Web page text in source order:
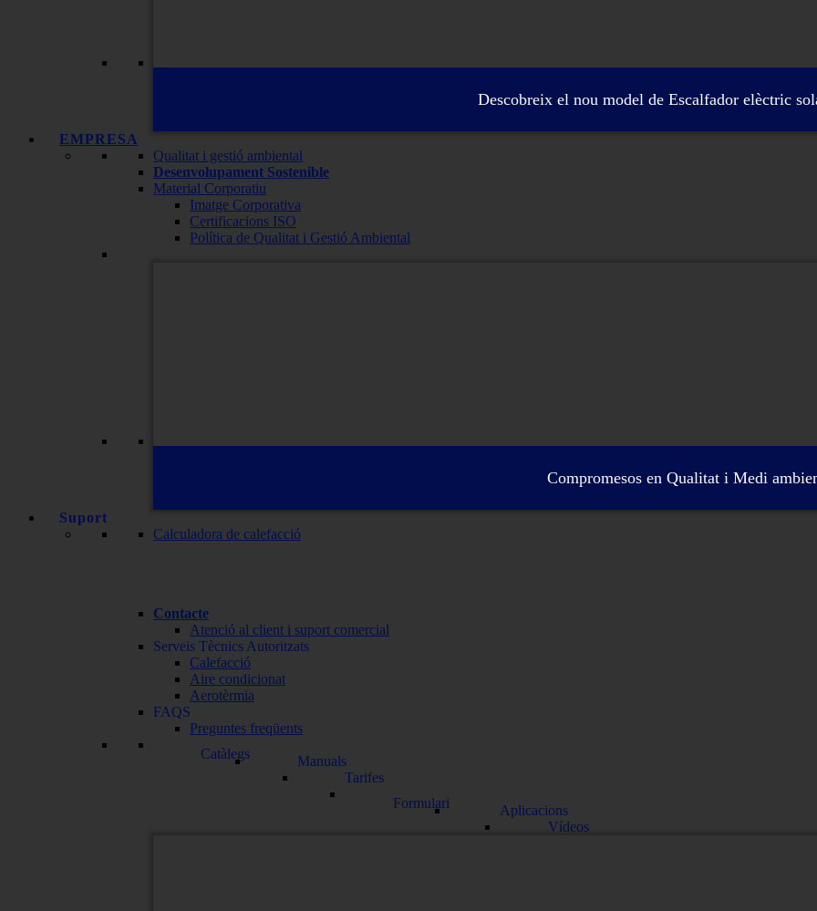
Descobreix el nou model de Escalfador elèctric
EMPRESA
Qualitat i gestió ambiental
Desenvolupament Sostenible
Material Corporatiu
Imatge Corporativa
Certificacions ISO
Política de Qualitat i Gestió Ambiental
Compromesos en Qualitat i Medi
Suport
Calculadora de calefacció
Contacte
Atenció al client i suport comercial
Serveis Tècnics Autoritzats
Calefacció
Aire condicionat
Aerotèrmia
FAQS
Preguntes freqüents
Catàlegs
Manuals
Tarifes
Formulari
Aplicacions
Vídeos